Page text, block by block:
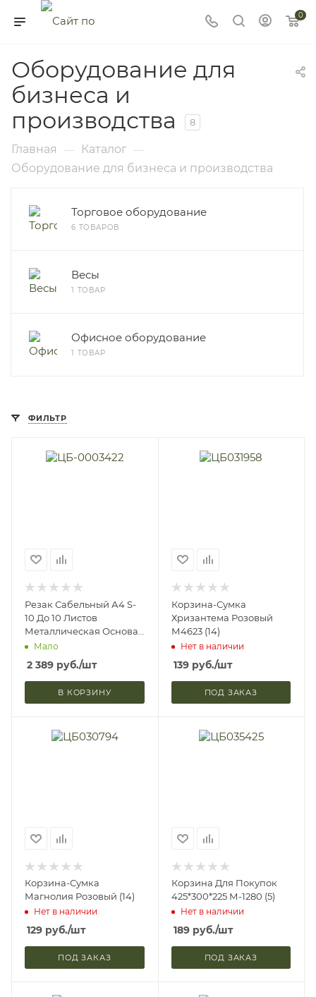
0
Оборудование для
бизнеса и
производства
8
Главная — Каталог —
Оборудование для бизнеса и производства
Торговое оборудование
6 ТОВАРОВ
Весы
1 ТОВАР
Офисное оборудование
1 ТОВАР
ФИЛЬТР
Резак Сабельный А4 S-
10 До 10 Листов
Металлическая Основа
320мм Brauberg 1930005
Мало
2 389 руб./шт
В КОРЗИНУ
Корзина-Сумка
Хризантема Розовый
М4623 (14)
Нет в наличии
139руб./шт
ПОД ЗАКАЗ
Корзина-Сумка
Магнолия Розовый (14)
Нет в наличии
129 руб./шт
ПОД ЗАКАЗ
Корзина Для Покупок
425*300*225 М-1280 (5)
Нет в наличии
189руб./шт
ПОД ЗАКАЗ